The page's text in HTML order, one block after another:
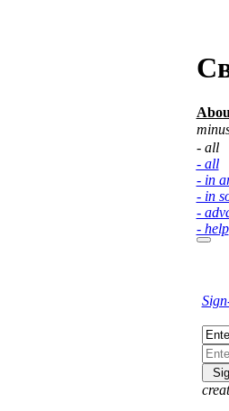
- all
- all
- in
- in
-
- help